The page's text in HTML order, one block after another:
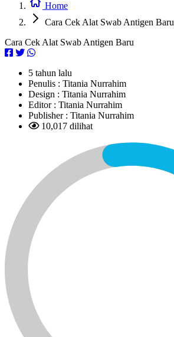
Home
Cara Cek Alat Swab Antigen Baru
Cara Cek Alat Swab Antigen Baru
5 tahun lalu
Penulis : Titania Nurrahim
Design : Titania Nurrahim
Editor : Titania Nurrahim
Publisher : Titania Nurrahim
10,017 dilihat